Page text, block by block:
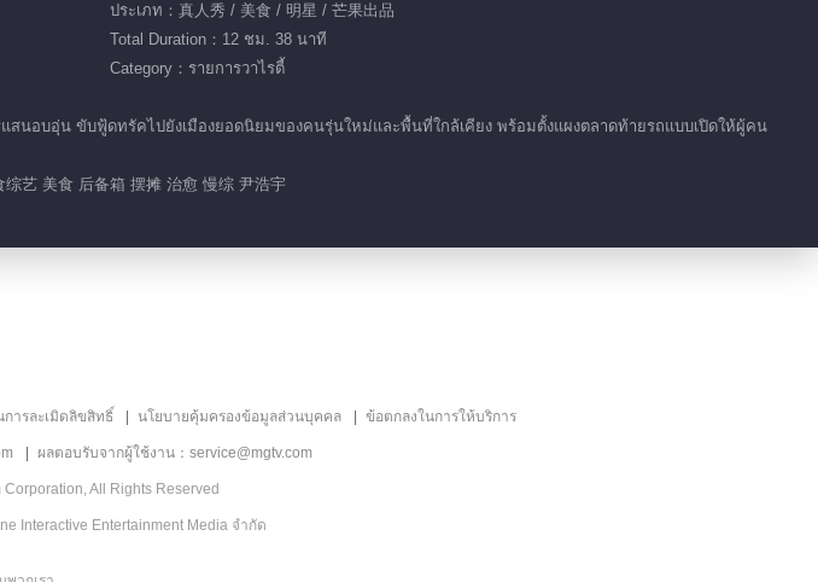
ประเภท：真人秀 / 美食 / 明星 / 芒果出品
Total Duration：12 ชม. 38 นาที
Category：รายการวาไรตี้
สนอบอุ่น ขับฟู้ดทรัคไปยังเมืองยอดนิยมของคนรุ่นใหม่และพื้นที่ใกล้เคียง พร้อมตั้งแผงตลาดท้ายรถแบบเปิดให้ผู้คน
艺 美食 后备箱 摆摊 治愈 慢综 尹浩宇
ารละเมิดลิขสิทธิ์ นโยบายคุ้มครองข้อมูลส่วนบุคคล ข้อตกลงในการให้บริการ
ผลตอบรับจากผู้ใช้งาน：service@mgtv.com
All Rights Reserved
Interactive Entertainment Media จำกัด